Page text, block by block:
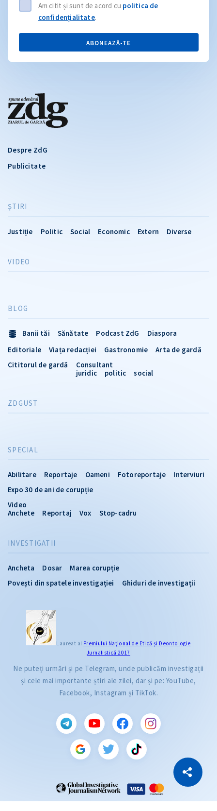
Copiază Link
Despre ZdG
Publicitate
ŞTIRI
Justiție Politic Social Economic Extern Diverse
INVESTIGATII
Ancheta Dosar
Marea corupție
Povești din spatele investigației
Ghiduri de investigații
VIDEO
SPECIAL
Abilitare Reportaje Oameni Fotoreportaje
Interviuri
Expo 30 de ani de corupție
Video
Anchete
Reportaj Vox Stop-cadru
BLOG
Banii tăi Sănătate Podcast ZdG
Diaspora
Editoriale
Viața redacției Gastronomie
Arta de gardă
Cititorul de gardă
Consultant
juridic
politic social
ZDGUST
Am citit și sunt de acord cu politica de
confidențialitate.
ABONEAZĂ-TE
Laureat al Premiului Naţional de Etică și Deontologie
Jurnalistică 2017
Ne puteți urmări și pe Telegram, unde publicăm investigații
și cele mai importante știri ale zilei, dar și pe: YouTube,
Facebook, Instagram și TikTok.